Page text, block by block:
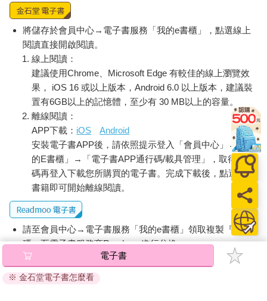
「沒有。」
「你現在可以結婚。」
「我沒有錢。」
「可以找我爸爸。」女孩的爸爸在南京有兩棟房子。
「不要。」
「你留下來跟我一道，我找我爸爸養。」
女孩有著將軍女兒的任性，不管周爺爺的阻止硬是要爸爸接受這
段年紀懸殊的戀情，但爸爸給的答案是：「不要跟亂七八糟的人
自知是個死老百姓的周爺爺也不希望被對方家人認為攀龍附鳳，
聽到這句話後，便堅決地告訴女孩：「謝謝妳，以後不要再找我
了。」
漂流後的定居
將儲存於會員中心→電子書服務「我的e書櫃」，點選線上
閱讀直接開啟閱讀。
線上閱讀：
建議使用Chrome、Microsoft Edge 有較佳的線上瀏覽效
果， iOS 16 或以上版本，Android 6.0 以上版本，建議裝
置有6GB以上的記憶體，至少有 30 MB以上的容量。
離線閱讀：
APP下載： iOS
Android
安裝電子書APP後，請依照提示登入「會員中心」→「我
的E書櫃」→「電子書APP通行碼/載具管理」，取得通行
碼再登入下載您所購買的電子書。完成下載後，點選任一
書籍即可開始離線閱讀。
請至會員中心→電子書服務「我的e書櫃」領取複製『兌換
碼』至電子書服務商Readmoo進行兌換。
退換貨須知：
因版權保護，您在金石堂所購買的電子書僅能以金石堂專屬
電子書
※ 金石堂電子書怎麼看